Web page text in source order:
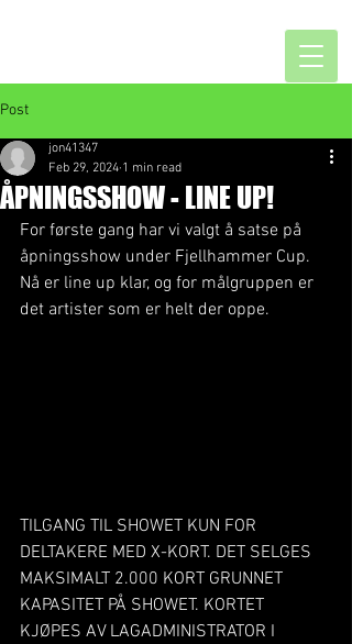
Post
ÅPNINGSSHOW - LINE UP!
jon41347
Feb 29, 2024 1 min read
For første gang har vi valgt å satse på
åpningsshow under Fjellhammer Cup.
Nå er line up klar, og for målgruppen er
det artister som er helt der oppe.
TILGANG TIL SHOWET KUN FOR
DELTAKERE MED X-KORT. DET SELGES
MAKSIMALT 2.000 KORT GRUNNET
KAPASITET PÅ SHOWET. KORTET
KJØPES AV LAGADMINISTRATOR I